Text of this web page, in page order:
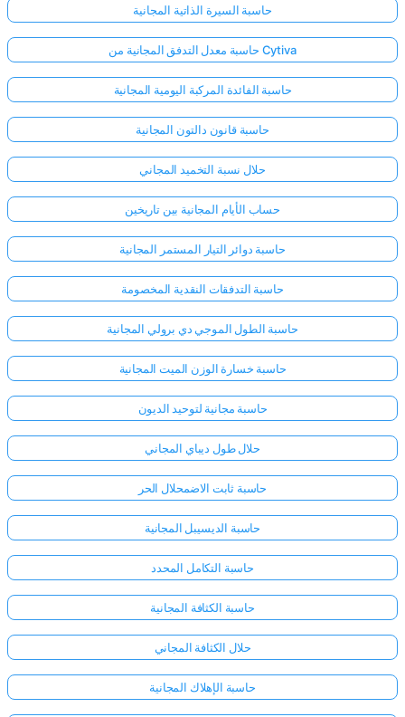
حاسبة السيرة الذاتية المجانية
حاسبة معدل التدفق المجانية من Cytiva
حاسبة الفائدة المركبة اليومية المجانية
حاسبة قانون دالتون المجانية
حلال نسبة التخميد المجاني
حساب الأيام المجانية بين تاريخين
حاسبة دوائر التيار المستمر المجانية
حاسبة التدفقات النقدية المخصومة
حاسبة الطول الموجي دي برولي المجانية
حاسبة خسارة الوزن الميت المجانية
حاسبة مجانية لتوحيد الديون
حلال طول ديباي المجاني
حاسبة ثابت الاضمحلال الحر
حاسبة الديسيبل المجانية
حاسبة التكامل المحدد
حاسبة الكثافة المجانية
حلال الكثافة المجاني
حاسبة الإهلاك المجانية